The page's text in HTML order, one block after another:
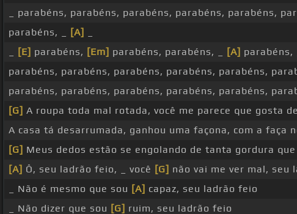
_ parabéns, parabéns, parabéns, parabéns, parabéns,
parabéns, _
[A]
[E] parabéns, [Em] parabéns, parabéns, _ [A] parabéns,
parabéns, parabéns, parabéns, parabéns, parabéns,
parabéns, parabéns, parabéns, parabéns, parabéns,
[G] A roupa toda mal rotada, você me parece que gosta de
A casa tá desarrumada, ganhou uma façona, com a faça
[G] Meus dedos estão se engolando de tanta gordura
[A] Ô, seu ladrão feio, _ você [G] não vai me ver mal, seu
_ Não é mesmo que sou [A] capaz, seu ladrão feio
_ Não dizer que sou [G] ruim, seu ladrão feio